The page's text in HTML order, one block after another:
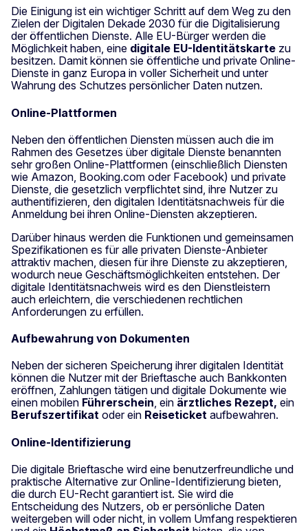
Die Einigung ist ein wichtiger Schritt auf dem Weg zu den
Zielen der Digitalen Dekade 2030 für die Digitalisierung
der öffentlichen Dienste. Alle EU-Bürger werden die
Möglichkeit haben, eine digitale EU-Identitätskarte zu
besitzen. Damit können sie öffentliche und private Online-
Dienste in ganz Europa in voller Sicherheit und unter
Wahrung des Schutzes persönlicher Daten nutzen.
Online-Plattformen
Neben den öffentlichen Diensten müssen auch die im
Rahmen des Gesetzes über digitale Dienste benannten
sehr großen Online-Plattformen (einschließlich Diensten
wie Amazon, Booking.com oder Facebook) und private
Dienste, die gesetzlich verpflichtet sind, ihre Nutzer zu
authentifizieren, den digitalen Identitätsnachweis für die
Anmeldung bei ihren Online-Diensten akzeptieren.
Darüber hinaus werden die Funktionen und gemeinsamen
Spezifikationen es für alle privaten Dienste-Anbieter
attraktiv machen, diesen für ihre Dienste zu akzeptieren,
wodurch neue Geschäftsmöglichkeiten entstehen. Der
digitale Identitätsnachweis wird es den Dienstleistern
auch erleichtern, die verschiedenen rechtlichen
Anforderungen zu erfüllen.
Aufbewahrung von Dokumenten
Neben der sicheren Speicherung ihrer digitalen Identität
können die Nutzer mit der Brieftasche auch Bankkonten
eröffnen, Zahlungen tätigen und digitale Dokumente wie
einen mobilen Führerschein, ein ärztliches Rezept, ein
Berufszertifikat oder ein Reiseticket aufbewahren.
Online-Identifizierung
Die digitale Brieftasche wird eine benutzerfreundliche und
praktische Alternative zur Online-Identifizierung bieten,
die durch EU-Recht garantiert ist. Sie wird die
Entscheidung des Nutzers, ob er persönliche Daten
weitergeben will oder nicht, in vollem Umfang respektieren